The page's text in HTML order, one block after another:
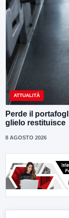
ATTUALITÀ
Perde il
glielo restituisce
8 AGOSTO 2026